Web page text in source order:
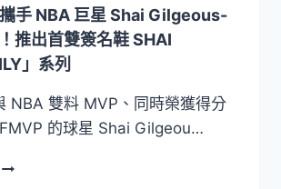
手 NBA 巨星 Shai Gilgeous-
推出首雙簽名鞋 SHAI
」系列
NBA 雙料 MVP、同時榮獲得分
的球星 Shai Gilgeou…
CONVERSE